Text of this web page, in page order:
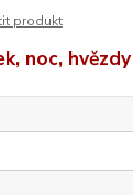
produkt
noc, hvězdy